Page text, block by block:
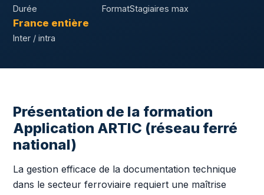
Durée FormatStagiaires max
France entière
Inter / intra
Présentation de la formation
Application ARTIC (réseau ferré
national)
La gestion efficace de la documentation technique
dans le secteur ferroviaire requiert une maîtrise